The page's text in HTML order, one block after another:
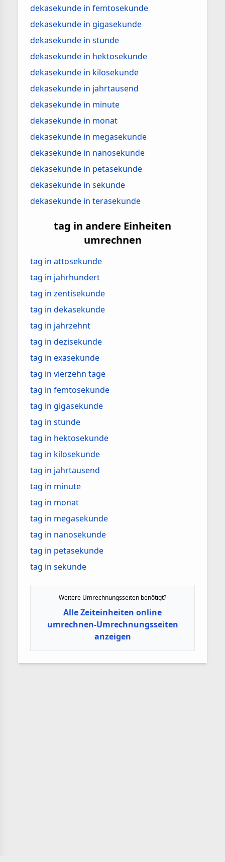
dekasekunde in femtosekunde
dekasekunde in gigasekunde
dekasekunde in stunde
dekasekunde in hektosekunde
dekasekunde in kilosekunde
dekasekunde in jahrtausend
dekasekunde in minute
dekasekunde in monat
dekasekunde in megasekunde
dekasekunde in nanosekunde
dekasekunde in petasekunde
dekasekunde in sekunde
dekasekunde in terasekunde
tag in andere Einheiten
umrechnen
tag in attosekunde
tag in jahrhundert
tag in zentisekunde
tag in dekasekunde
tag in jahrzehnt
tag in dezisekunde
tag in exasekunde
tag in vierzehn tage
tag in femtosekunde
tag in gigasekunde
tag in stunde
tag in hektosekunde
tag in kilosekunde
tag in jahrtausend
tag in minute
tag in monat
tag in megasekunde
tag in nanosekunde
tag in petasekunde
tag in sekunde
Weitere Umrechnungsseiten benötigt?
Alle Zeiteinheiten online
umrechnen-Umrechnungsseiten
anzeigen